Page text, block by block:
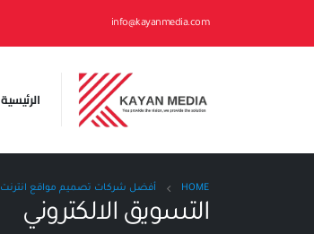
info@kayanmedia.com
الرئيسية
HOME أفضل شركات تصميم مواقع انترنت
التسويق الالكتروني